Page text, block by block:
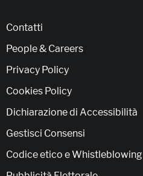
Contatti
People & Careers
Privacy Policy
Cookies Policy
Dichiarazione di Accessibilità
Gestisci Consensi
Codice etico e Whistleblowing